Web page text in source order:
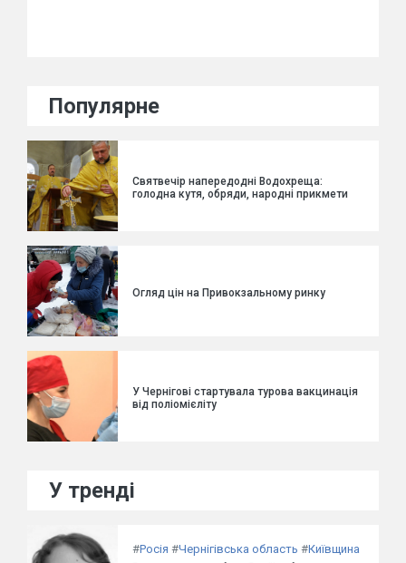
Популярне
Святвечір напередодні Водохреща:
голодна кутя, обряди, народні прикмети
Огляд цін на Привокзальному ринку
У Чернігові стартувала турова вакцинація
від поліомієліту
У тренді
#Росія #Чернігівська область #Київщина